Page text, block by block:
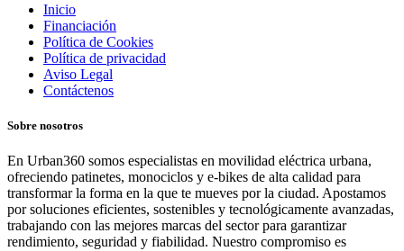
Inicio
Financiación
Política de Cookies
Política de privacidad
Aviso Legal
Contáctenos
Sobre nosotros
En Urban360 somos especialistas en movilidad eléctrica urbana,
ofreciendo patinetes, monociclos y e-bikes de alta calidad para
transformar la forma en la que te mueves por la ciudad. Apostamos
por soluciones eficientes, sostenibles y tecnológicamente avanzadas,
trabajando con las mejores marcas del sector para garantizar
rendimiento, seguridad y fiabilidad. Nuestro compromiso es